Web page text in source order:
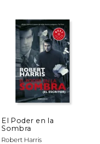
15%
dcto.
El Poder en la
Sombra
Robert Harris